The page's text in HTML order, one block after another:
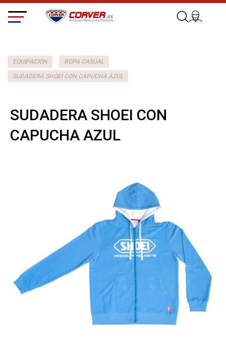
EQUIPACIÓN ROPA CASUAL
SUDADERA SHOEI CON CAPUCHA AZUL
SUDADERA SHOEI CON
CAPUCHA AZUL